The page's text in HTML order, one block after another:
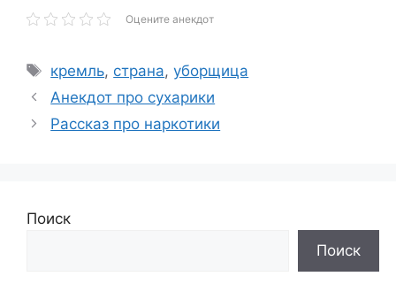
Оцените анекдот
Метки
кремль, страна,уборщица
Анекдот про сухарики
Рассказ про наркотики
Поиск
Поиск